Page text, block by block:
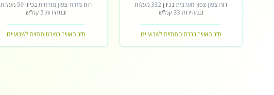
רוח צפון-צפון מערביתבכיוון332מעלות
ובמהירות 33קמ"ש
מזג האוויר בכרתיםתחזית לשבועיים
רוח מזרח-צפון מזרחיתבכיוון59 מעלות
ובמהירות 5 קמ"ש
מזג האוויר בפורטותחזית לשבועיים